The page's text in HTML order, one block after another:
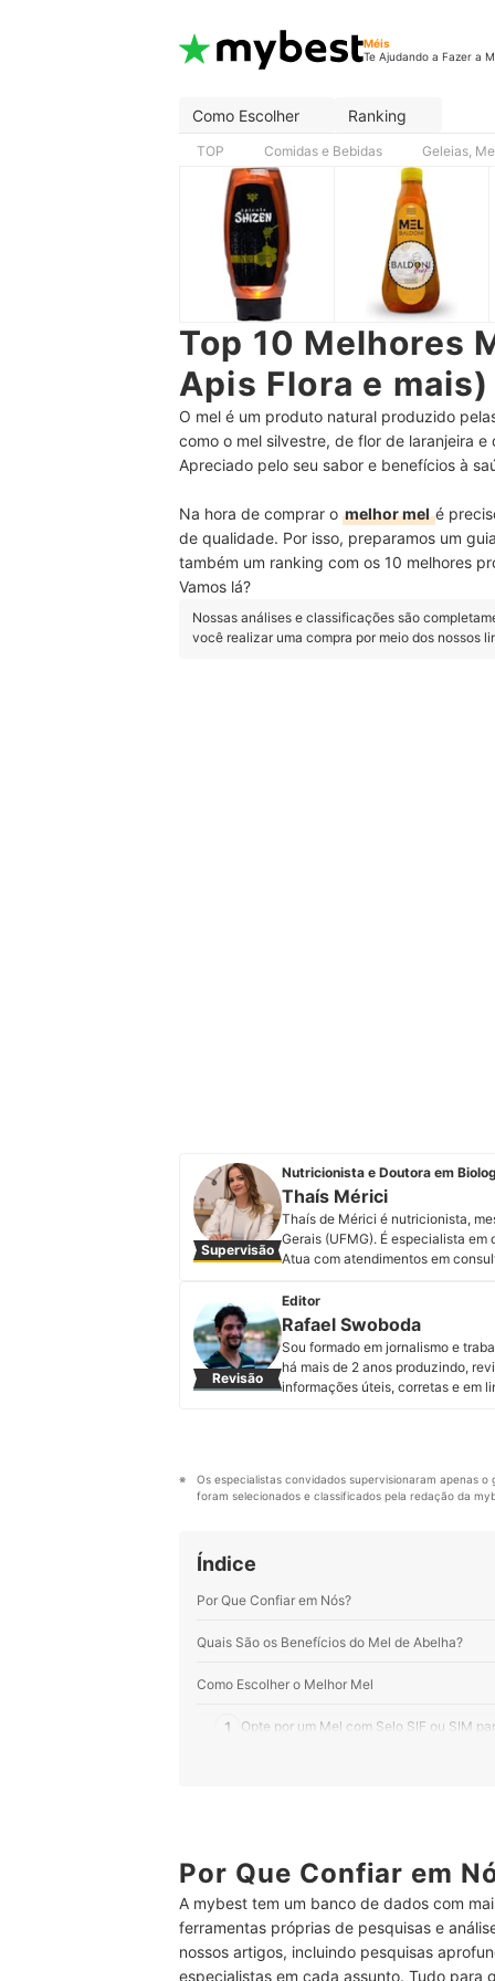
Méis
Te Ajudando a Fazer a
Como Escolher Ranking
TOP Comidas e Bebidas Geleias,
Top 10 Melhores
Apis Flora e mais)
O mel é um produto natural produzido
como o mel silvestre, de flor de laranjeira
Apreciado pelo seu sabor e benefícios à
Na hora de comprar o melhor melé
de qualidade. Por isso, preparamos um
também um ranking com os 10 melhores
Vamos lá?
Nossas análises e classificações são
você realizar uma compra por meio dos nossos
Supervisão
Nutricionista e Doutora em
Thaís Mérici
Thaís de Mérici é nutricionista,
Gerais (UFMG). É especialista
Atua com atendimentos em
relacionadas à matriz alimentar e
personalizada, e por isso estudar
aprendizado e ensinamentos.
Perfil de Thaís Mérici
Revisão
Editor
Rafael Swoboda
Sou formado em jornalismo e
há mais de 2 anos produzindo,
informações úteis, corretas e em
Os especialistas convidados supervisionaram apenas
foram selecionados e classificados pela redação da
Índice
Por Que Confiar em Nós?
Quais São os Benefícios do Mel de Abelha?
Como Escolher o Melhor Mel
1 Opte por um Mel com Selo SIF ou SIM
Top 10 Melhores Méis
Perguntas Frequentes sobre Mel
Mel Faz Mal?
Por Que Confiar em
A mybest tem um banco de dados com
ferramentas próprias de pesquisas e
nossos artigos, incluindo pesquisas
especialistas em cada assunto. Tudo